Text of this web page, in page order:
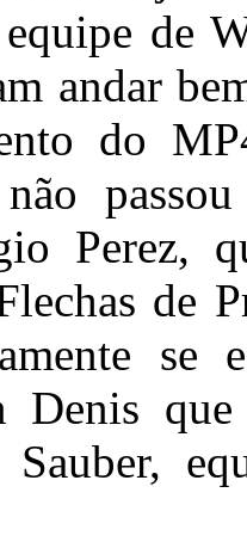
de
andar
do
Perez,
de
se
Denis que